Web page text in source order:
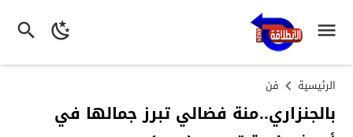
الرئيسية فن
بالجنزاري..منة فضالي تبرز جمالها في